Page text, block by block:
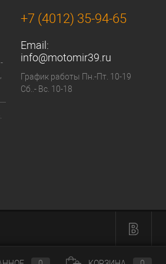
+7 (4012) 35-94-65
Email:
info@motomir39.ru
График работы Пн.-Пт. 10-19
Сб..- Вс. 10-18